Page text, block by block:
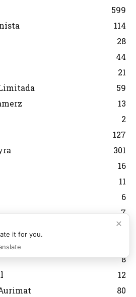
599
114
28
44
21
59
13
2
127
301
16
11
6
7
8
12
80
×
it for you.